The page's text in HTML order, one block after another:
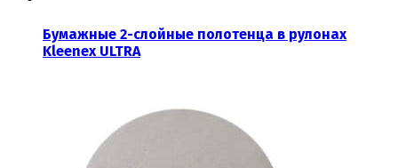
Бумажные 2-слойные полотенца в рулонах
Kleenex ULTRA